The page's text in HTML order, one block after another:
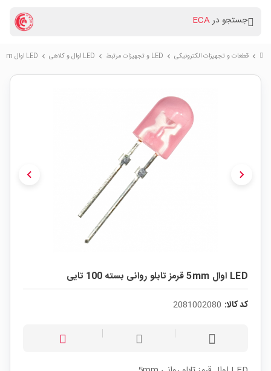
جستجو درECA
chevron_right قطعات و تجهیزات الکترونیکی chevron_right LED و تجهیزات مرتبط chevron_right LED اوال و کلاهی chevron_right LED اوال 5mm قرمز تابلو روانی بسته 100 تایی
chevron_left chevron_right
LED اوال 5mm قرمز تابلو روانی بسته 100 تایی
کد کالا: 2081002080